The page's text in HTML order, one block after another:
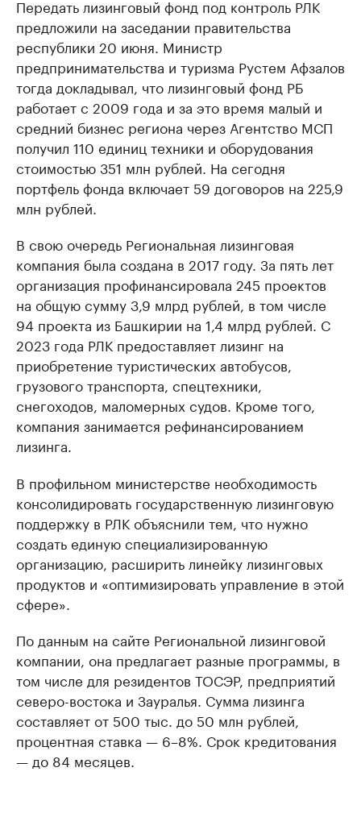
Передать лизинговый фонд под контроль РЛК
предложили на заседании правительства
республики 20 июня. Министр
предпринимательства и туризма Рустем Афзалов
тогда докладывал, что лизинговый фонд РБ
работает с 2009 года и за это время малый и
средний бизнес региона через Агентство МСП
получил 110 единиц техники и оборудования
стоимостью 351 млн рублей. На сегодня
портфель фонда включает 59 договоров на 225,9
млн рублей.
В свою очередь Региональная лизинговая
компания была создана в 2017 году. За пять лет
организация профинансировала 245 проектов
на общую сумму 3,9 млрд рублей, в том числе
94 проекта из Башкирии на 1,4 млрд рублей. С
2023 года РЛК предоставляет лизинг на
приобретение туристических автобусов,
грузового транспорта, спецтехники,
снегоходов, маломерных судов. Кроме того,
компания занимается рефинансированием
лизинга.
В профильном министерстве необходимость
консолидировать государственную лизинговую
поддержку в РЛК объяснили тем, что нужно
создать единую специализированную
организацию, расширить линейку лизинговых
продуктов и «оптимизировать управление в этой
сфере».
По данным на сайте Региональной лизинговой
компании, она предлагает разные программы, в
том числе для резидентов ТОСЭР, предприятий
северо-востока и Зауралья. Сумма лизинга
составляет от 500 тыс. до 50 млн рублей,
процентная ставка — 6–8%. Срок кредитования
— до 84 месяцев.